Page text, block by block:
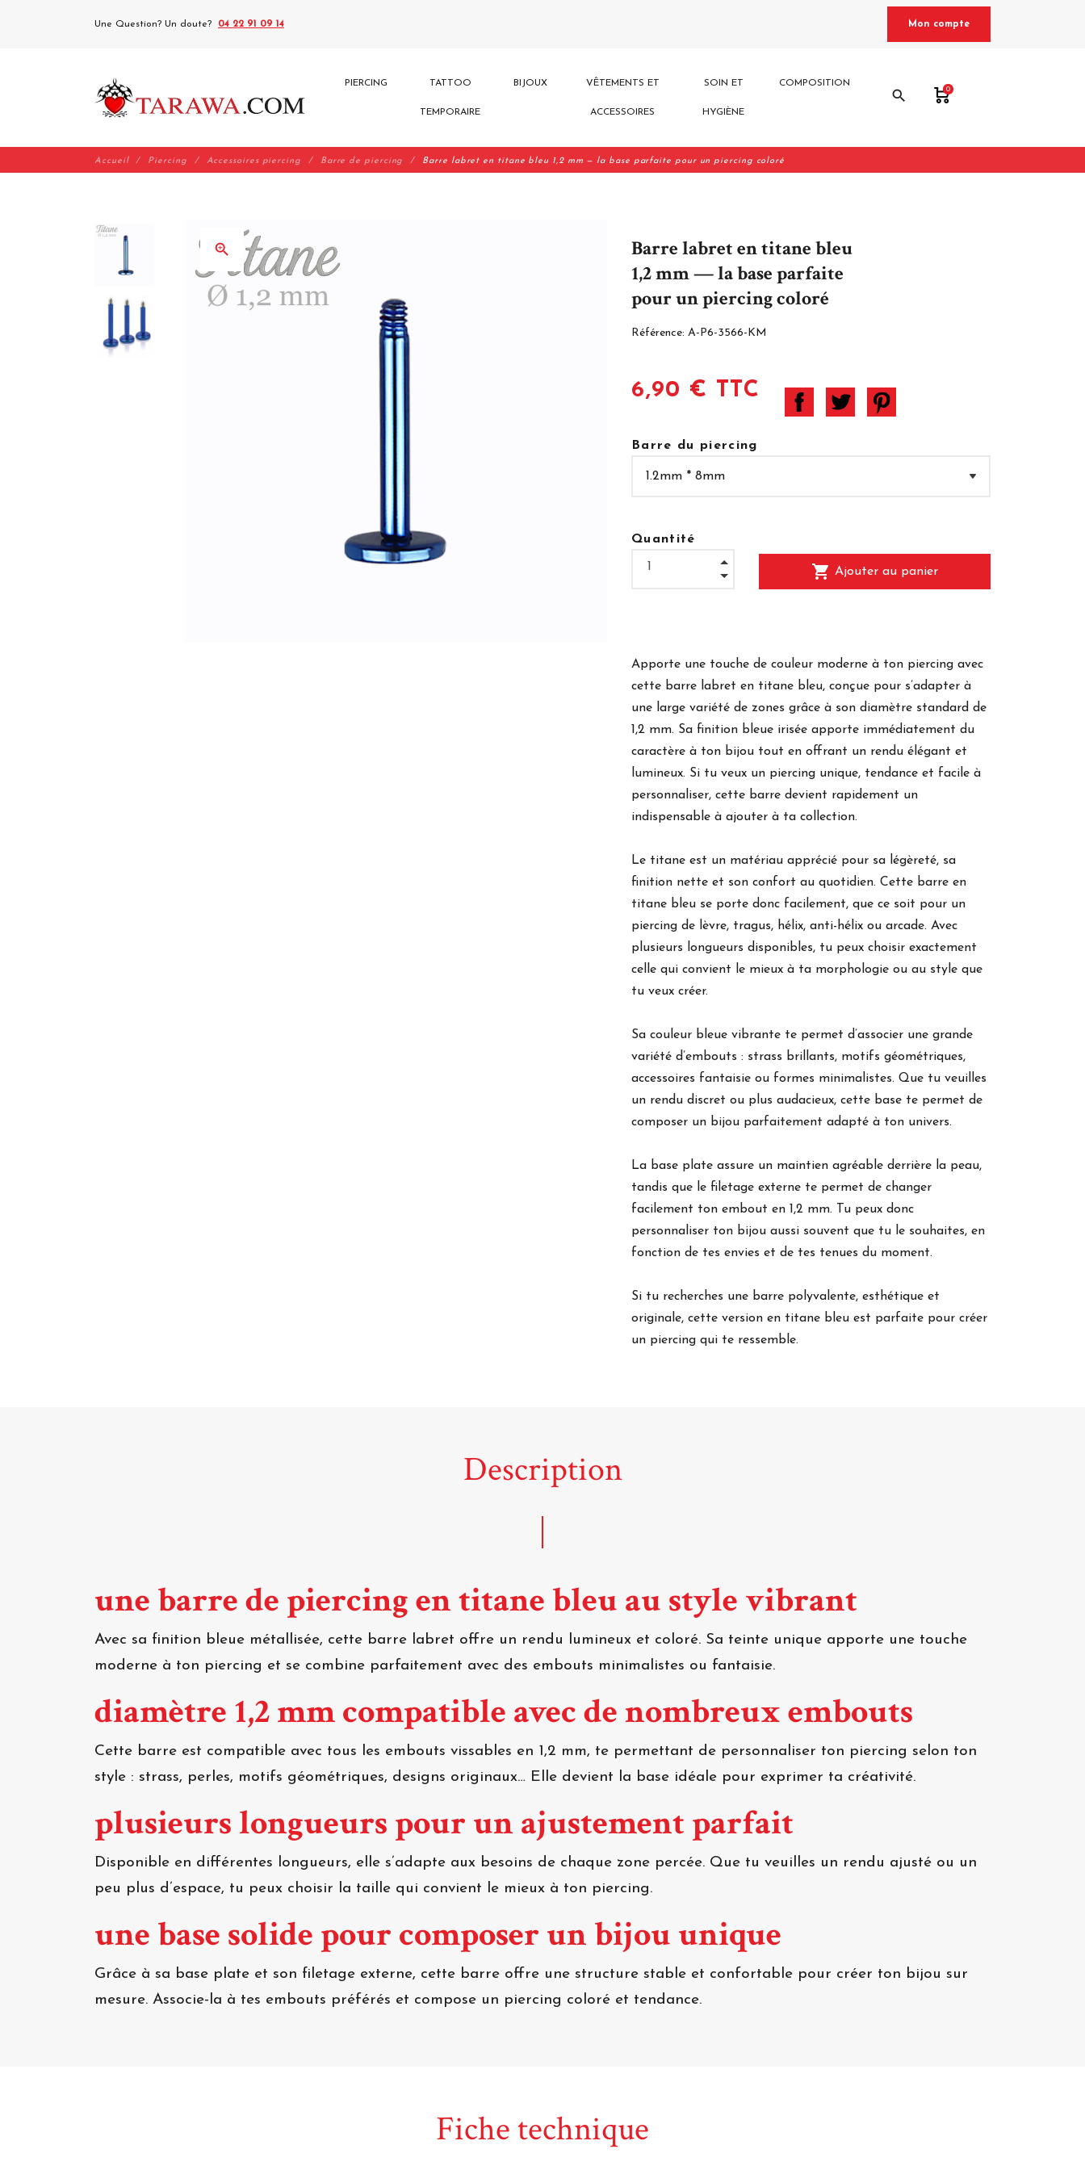
Une Question? Un doute? 04 22 91 09 14 Mon compte
PIERCING TATTOO
TEMPORAIRE
BIJOUX VÊTEMENTS ET
ACCESSOIRES
SOIN ET
HYGIÈNE
COMPOSITION
search 0
Accueil Piercing Accessoires piercing Barre de piercing Barre labret en titane bleu 1,2 mm — la base parfaite pour un piercing coloré
zoom_in
Barre labret en titane bleu
1,2 mm — la base parfaite
pour un piercing coloré
Référence: A-P6-3566-KM
6,90 € TTC
Barre du piercing
Quantité
shopping_cart Ajouter au panier
Apporte une touche de couleur moderne à ton piercing avec
cette barre labret en titane bleu, conçue pour s’adapter à
une large variété de zones grâce à son diamètre standard de
1,2 mm. Sa finition bleue irisée apporte immédiatement du
caractère à ton bijou tout en offrant un rendu élégant et
lumineux. Si tu veux un piercing unique, tendance et facile à
personnaliser, cette barre devient rapidement un
indispensable à ajouter à ta collection.
Le titane est un matériau apprécié pour sa légèreté, sa
finition nette et son confort au quotidien. Cette barre en
titane bleu se porte donc facilement, que ce soit pour un
piercing de lèvre, tragus, hélix, anti-hélix ou arcade. Avec
plusieurs longueurs disponibles, tu peux choisir exactement
celle qui convient le mieux à ta morphologie ou au style que
tu veux créer.
Sa couleur bleue vibrante te permet d’associer une grande
variété d’embouts : strass brillants, motifs géométriques,
accessoires fantaisie ou formes minimalistes. Que tu veuilles
un rendu discret ou plus audacieux, cette base te permet de
composer un bijou parfaitement adapté à ton univers.
La base plate assure un maintien agréable derrière la peau,
tandis que le filetage externe te permet de changer
facilement ton embout en 1,2 mm. Tu peux donc
personnaliser ton bijou aussi souvent que tu le souhaites, en
fonction de tes envies et de tes tenues du moment.
Si tu recherches une barre polyvalente, esthétique et
originale, cette version en titane bleu est parfaite pour créer
un piercing qui te ressemble.
Description
une barre de piercing en titane bleu au style vibrant
Avec sa finition bleue métallisée, cette barre labret offre un rendu lumineux et coloré. Sa teinte unique apporte une touche
moderne à ton piercing et se combine parfaitement avec des embouts minimalistes ou fantaisie.
diamètre 1,2 mm compatible avec de nombreux embouts
Cette barre est compatible avec tous les embouts vissables en 1,2 mm, te permettant de personnaliser ton piercing selon ton
style : strass, perles, motifs géométriques, designs originaux… Elle devient la base idéale pour exprimer ta créativité.
plusieurs longueurs pour un ajustement parfait
Disponible en différentes longueurs, elle s’adapte aux besoins de chaque zone percée. Que tu veuilles un rendu ajusté ou un
peu plus d’espace, tu peux choisir la taille qui convient le mieux à ton piercing.
une base solide pour composer un bijou unique
Grâce à sa base plate et son filetage externe, cette barre offre une structure stable et confortable pour créer ton bijou sur
mesure. Associe-la à tes embouts préférés et compose un piercing coloré et tendance.
Fiche technique